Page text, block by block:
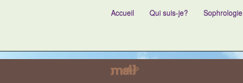
Accueil Qui suis-je? Sophrologie
mail